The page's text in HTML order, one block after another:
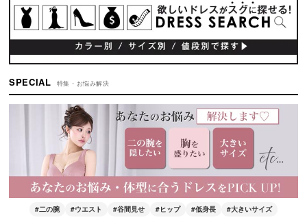
SPECIAL 特集・お悩み解決
#二の腕 #ウエスト #谷間見せ #ヒップ #低身長 #大きいサイズ